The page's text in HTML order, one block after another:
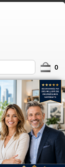
0